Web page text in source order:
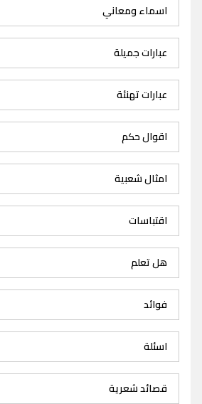
اسماء ومعاني
عبارات جميلة
عبارات تهنئة
اقوال حكم
امثال شعبية
اقتباسات
هل تعلم
فوائد
اسئلة
قصائد شعرية